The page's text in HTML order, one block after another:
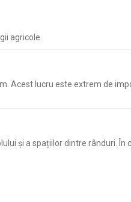
agricole.
lucru este extrem de
și a spațiilor dintre rânduri.